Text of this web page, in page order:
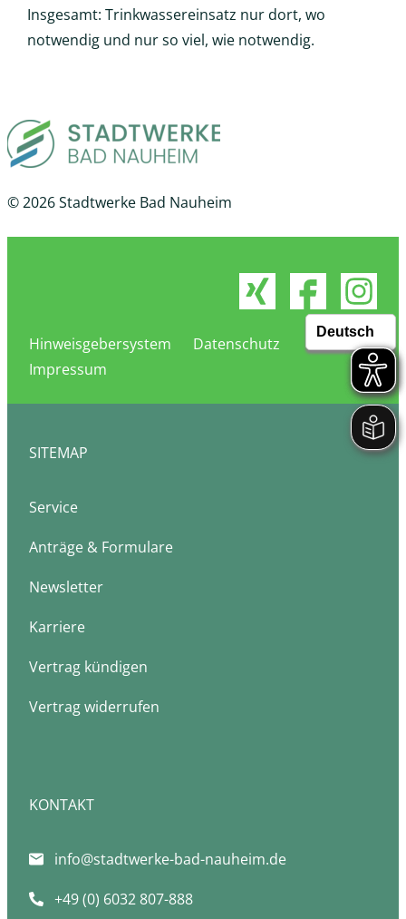
Insgesamt: Trinkwassereinsatz nur dort, wo
notwendig und nur so viel, wie notwendig.
© 2026 Stadtwerke Bad Nauheim
Hinweisgebersystem
Datenschutz
Impressum
SITEMAP
Service
Anträge & Formulare
Newsletter
Karriere
Vertrag kündigen
Vertrag widerrufen
KONTAKT
info@stadtwerke-bad-nauheim.de
+49 (0) 6032 807-888